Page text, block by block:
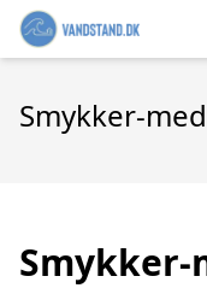
Smykker-
Smykker-